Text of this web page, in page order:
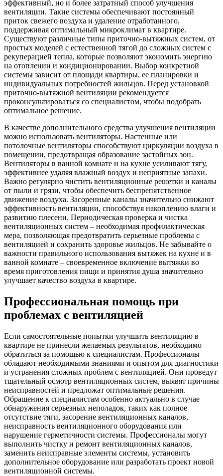
эффективный, но и более затратный способ улучшения
вентиляции. Такие системы обеспечивают постоянный
приток свежего воздуха и удаление отработанного,
поддерживая оптимальный микроклимат в квартире.
Существуют различные типы приточно-вытяжных систем, от
простых моделей с естественной тягой до сложных систем с
рекуперацией тепла, которые позволяют экономить энергию
на отоплении и кондиционировании. Выбор конкретной
системы зависит от площади квартиры, ее планировки и
индивидуальных потребностей жильцов. Перед установкой
приточно-вытяжной вентиляции рекомендуется
проконсультироваться со специалистом, чтобы подобрать
оптимальное решение.
В качестве дополнительного средства улучшения вентиляции
можно использовать вентиляторы. Настенные или
потолочные вентиляторы способствуют циркуляции воздуха в
помещении, предотвращая образование застойных зон.
Вентиляторы в ванной комнате и на кухне усиливают тягу,
эффективнее удаляя влажный воздух и неприятные запахи.
Важно регулярно чистить вентиляционные решетки и каналы
от пыли и грязи, чтобы обеспечить беспрепятственное
движение воздуха. Засоренные каналы значительно снижают
эффективность вентиляции, способствуя накоплению влаги и
развитию плесени. Периодическая проверка и чистка
вентиляционных систем – необходимая профилактическая
мера, позволяющая предотвратить серьезные проблемы с
вентиляцией и сохранить здоровье жильцов. Не забывайте о
важности правильного использования вытяжек на кухне и в
ванной комнате – своевременное включение вытяжки во
время приготовления пищи и принятия душа значительно
улучшает качество воздуха в квартире.
Профессиональная помощь при
проблемах с вентиляцией
Если самостоятельные попытки улучшить вентиляцию в
квартире не принесли желаемых результатов, необходимо
обратиться за помощью к специалистам. Профессионалы
обладают необходимыми знаниями и опытом для диагностики
и устранения сложных проблем с вентиляцией. Они проведут
тщательный осмотр вентиляционных систем, выявят причины
неисправностей и предложат оптимальные решения.
Обращение к специалистам особенно актуально в случае
обнаружения серьезных неполадок, таких как полное
отсутствие тяги, засорение вентиляционных каналов,
неисправность вентиляционного оборудования или
нарушение герметичности системы. Профессионалы могут
выполнить чистку и ремонт вентиляционных каналов,
заменить неисправные элементы системы, установить
дополнительное оборудование или разработать проект новой
вентиляционной системы.